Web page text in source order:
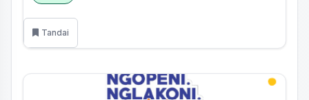
Tandai